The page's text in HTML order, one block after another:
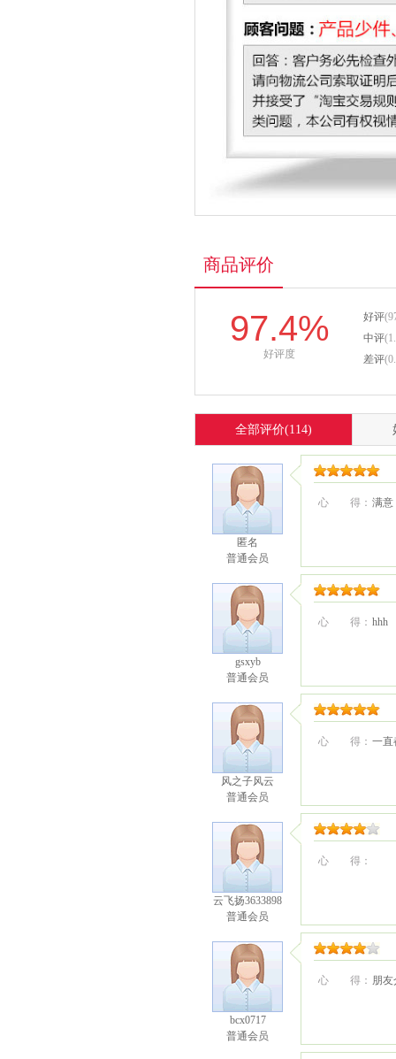
商品评价
97.4%
好评度
好评
中评
差评
全部评价(114)
匿名
普通会员
心 得： 满意
gsxyb
普通会员
心 得： hhh
风之子风云
普通会员
心 得： 一直
云飞扬3633898
普通会员
心 得：
bcx0717
普通会员
心 得： 朋